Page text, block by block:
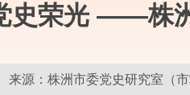
史荣光 ——株
源：株洲市委党史研究室（